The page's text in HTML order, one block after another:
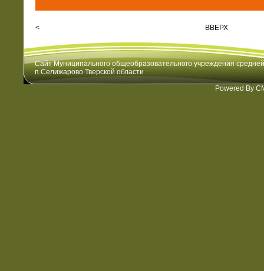
< ВВЕРХ
Сайт Муниципального общеобразовательного учреждения
п.Селижарово Тверской области
Powered By